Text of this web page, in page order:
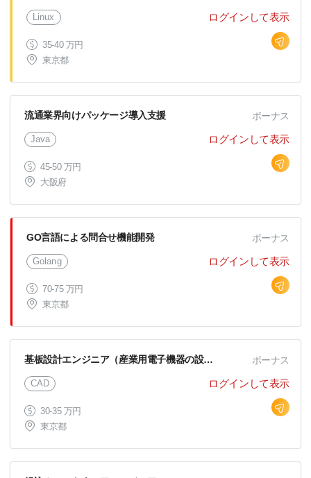
Linux
35-40 万円
東京都
ログインして表示
流通業界向けパッケージ導入支援
Java
45-50 万円
大阪府
ボーナス
ログインして表示
GO言語による問合せ機能開発
Golang
70-75 万円
東京都
ボーナス
ログインして表示
基板設計エンジニア（産業用電子機器の設計開発）
CAD
30-35 万円
東京都
ボーナス
ログインして表示